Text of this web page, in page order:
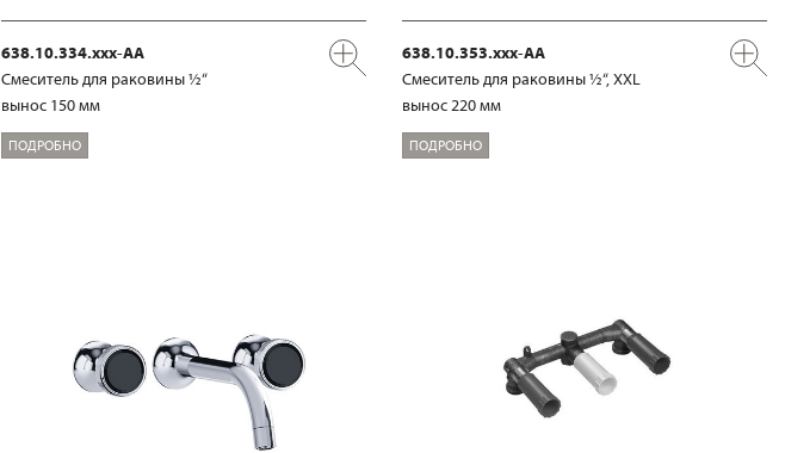
638.10.334.xxx-AA
Смеситель для раковины ½“
вынос 150 мм
ПОДРОБНО
638.10.353.xxx-AA
Смеситель для раковины ½“, XXL
вынос 220 мм
ПОДРОБНО